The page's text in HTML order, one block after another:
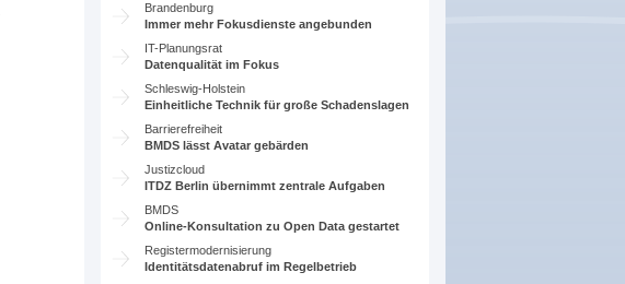
Brandenburg
Immer mehr Fokusdienste angebunden
IT-Planungsrat
Datenqualität im Fokus
Schleswig-Holstein
Einheitliche Technik für große Schadenslagen
Barrierefreiheit
BMDS lässt Avatar gebärden
Justizcloud
ITDZ Berlin übernimmt zentrale Aufgaben
BMDS
Online-Konsultation zu Open Data gestartet
Registermodernisierung
Identitätsdatenabruf im Regelbetrieb